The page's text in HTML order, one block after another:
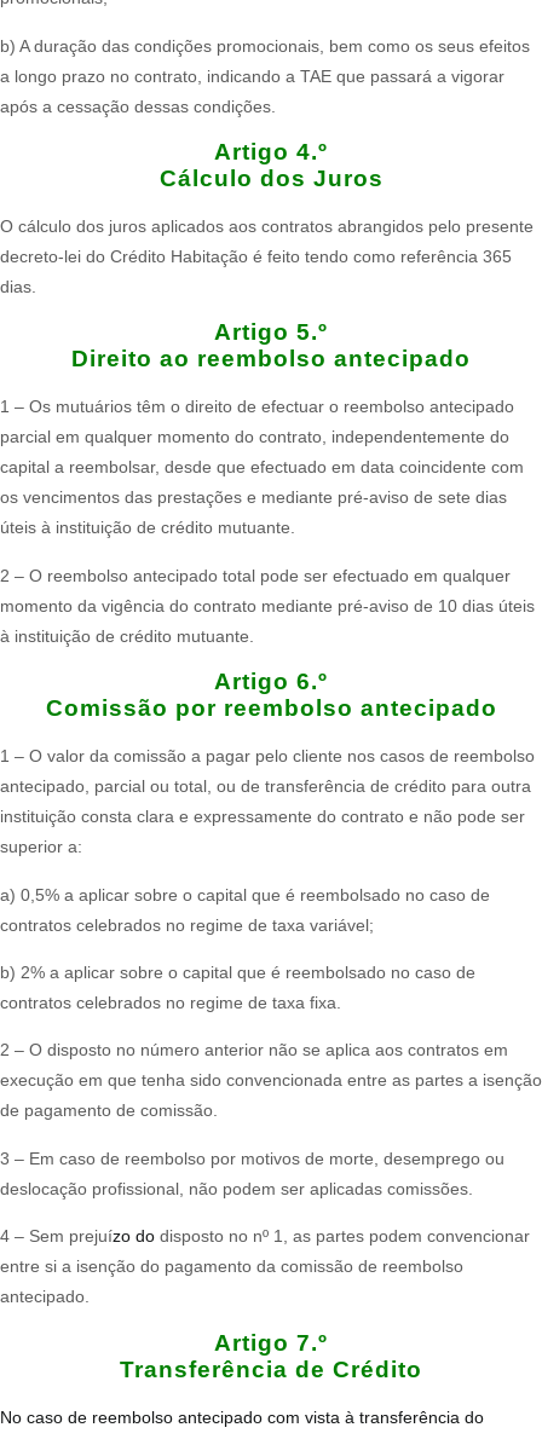
b) A duração das condições promocionais, bem como os seus efeitos
a longo prazo no contrato, indicando a TAE que passará a vigorar
após a cessação dessas condições.
Artigo 4.º
Cálculo dos Juros
O cálculo dos juros aplicados aos contratos abrangidos pelo presente
decreto-lei do Crédito Habitação é feito tendo como referência 365
dias.​
Artigo 5.º
Direito ao reembolso antecipado​
1 – Os mutuários têm o direito de efectuar o reembolso antecipado
parcial em qualquer momento do contrato, independentemente do
capital a reembolsar, desde que efectuado em data coincidente com
os vencimentos das prestações e mediante pré-aviso de sete dias
úteis à instituição de crédito mutuante.
2 – O reembolso antecipado total pode ser efectuado em qualquer
momento da vigência do contrato mediante pré-aviso de 10 dias úteis
à instituição de crédito mutuante.
Artigo 6.º
Comissão por reembolso antecipado​
1 – O valor da comissão a pagar pelo cliente nos casos de reembolso
antecipado, parcial ou total, ou de transferência de crédito para outra
instituição consta clara e expressamente do contrato e não pode ser
superior a:​
a) 0,5% a aplicar sobre o capital que é reembolsado no caso de
contratos celebrados no regime de taxa variável;
b) 2% a aplicar sobre o capital que é reembolsado no caso de
contratos celebrados no regime de taxa fixa.
2 – O disposto no número anterior não se aplica aos contratos em
execução em que tenha sido convencionada entre as partes a isenção
de pagamento de comissão.
3 – Em caso de reembolso por motivos de morte, desemprego ou
deslocação profissional, não podem ser aplicadas comissões.
4 – Sem prejuízo do disposto no nº 1, as partes podem convencionar
entre si a isenção do pagamento da comissão de reembolso
antecipado.
Artigo 7.º
Transferência de Crédito
No caso de reembolso antecipado com vista à transferência do